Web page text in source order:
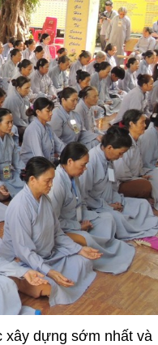
dựng sớm nhất và